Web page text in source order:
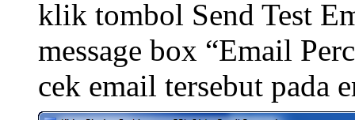
klik tombol Send Test
message box “Email
cek email tersebut pada